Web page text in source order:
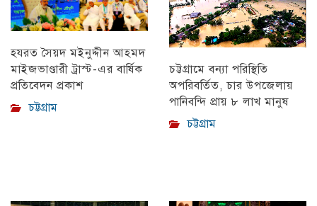
হযরত সৈয়দ মইনুদ্দীন আহমদ
মাইজভাণ্ডারী ট্রাস্ট-এর বার্ষিক
প্রতিবেদন প্রকাশ
চট্টগ্রাম
চট্টগ্রামে বন্যা পরিস্থিতি
অপরিবর্তিত, চার উপজেলায়
পানিবন্দি প্রায় ৮ লাখ মানুষ
চট্টগ্রাম